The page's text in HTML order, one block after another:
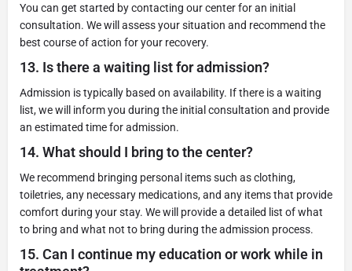
You can get started by contacting our center for an initial
consultation. We will assess your situation and recommend the
best course of action for your recovery.
13. Is there a waiting list for admission?
Admission is typically based on availability. If there is a waiting
list, we will inform you during the initial consultation and provide
an estimated time for admission.
14. What should I bring to the center?
We recommend bringing personal items such as clothing,
toiletries, any necessary medications, and any items that provide
comfort during your stay. We will provide a detailed list of what
to bring and what not to bring during the admission process.
15. Can I continue my education or work while in